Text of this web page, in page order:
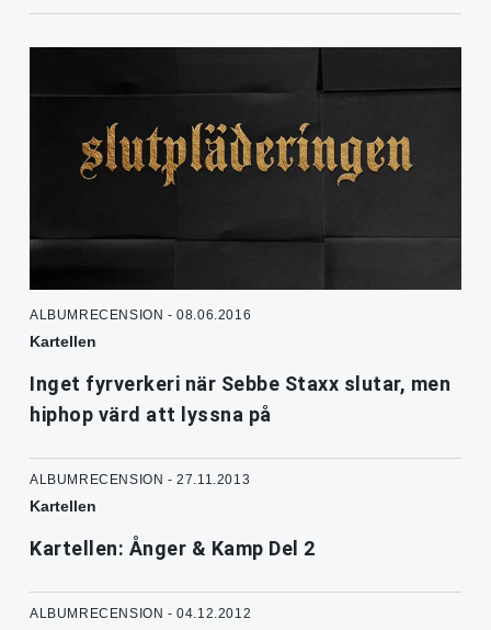
ALBUMRECENSION - 08.06.2016
Kartellen
Inget fyrverkeri när Sebbe Staxx slutar, men
hiphop värd att lyssna på
ALBUMRECENSION - 27.11.2013
Kartellen
Kartellen: Ånger & Kamp Del 2
ALBUMRECENSION - 04.12.2012